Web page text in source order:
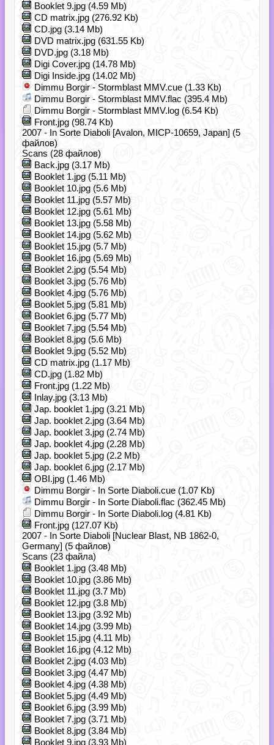
Booklet 9.jpg (4.59 Mb)
CD matrix.jpg (276.92 Kb)
CD.jpg (3.14 Mb)
DVD matrix.jpg (631.55 Kb)
DVD.jpg (3.18 Mb)
Digi Cover.jpg (14.78 Mb)
Digi Inside.jpg (14.02 Mb)
Dimmu Borgir - Stormblast MMV.cue (1.33 Kb)
Dimmu Borgir - Stormblast MMV.flac (395.4 Mb)
Dimmu Borgir - Stormblast MMV.log (6.54 Kb)
Front.jpg (98.74 Kb)
2007 - In Sorte Diaboli [Avalon, MICP-10659, Japan] (5
файлов)
Scans (28 файлов)
Back.jpg (3.17 Mb)
Booklet 1.jpg (5.11 Mb)
Booklet 10.jpg (5.6 Mb)
Booklet 11.jpg (5.57 Mb)
Booklet 12.jpg (5.61 Mb)
Booklet 13.jpg (5.58 Mb)
Booklet 14.jpg (5.62 Mb)
Booklet 15.jpg (5.7 Mb)
Booklet 16.jpg (5.69 Mb)
Booklet 2.jpg (5.54 Mb)
Booklet 3.jpg (5.76 Mb)
Booklet 4.jpg (5.76 Mb)
Booklet 5.jpg (5.81 Mb)
Booklet 6.jpg (5.77 Mb)
Booklet 7.jpg (5.54 Mb)
Booklet 8.jpg (5.6 Mb)
Booklet 9.jpg (5.52 Mb)
CD matrix.jpg (1.17 Mb)
CD.jpg (1.82 Mb)
Front.jpg (1.22 Mb)
Inlay.jpg (3.13 Mb)
Jap. booklet 1.jpg (3.21 Mb)
Jap. booklet 2.jpg (3.64 Mb)
Jap. booklet 3.jpg (2.74 Mb)
Jap. booklet 4.jpg (2.28 Mb)
Jap. booklet 5.jpg (2.2 Mb)
Jap. booklet 6.jpg (2.17 Mb)
OBI.jpg (1.46 Mb)
Dimmu Borgir - In Sorte Diaboli.cue (1.07 Kb)
Dimmu Borgir - In Sorte Diaboli.flac (362.45 Mb)
Dimmu Borgir - In Sorte Diaboli.log (4.81 Kb)
Front.jpg (127.07 Kb)
2007 - In Sorte Diaboli [Nuclear Blast, NB 1862-0,
Germany] (5 файлов)
Scans (23 файла)
Booklet 1.jpg (3.48 Mb)
Booklet 10.jpg (3.86 Mb)
Booklet 11.jpg (3.7 Mb)
Booklet 12.jpg (3.8 Mb)
Booklet 13.jpg (3.92 Mb)
Booklet 14.jpg (3.99 Mb)
Booklet 15.jpg (4.11 Mb)
Booklet 16.jpg (4.12 Mb)
Booklet 2.jpg (4.03 Mb)
Booklet 3.jpg (4.47 Mb)
Booklet 4.jpg (4.38 Mb)
Booklet 5.jpg (4.49 Mb)
Booklet 6.jpg (3.99 Mb)
Booklet 7.jpg (3.71 Mb)
Booklet 8.jpg (3.84 Mb)
Booklet 9.jpg (3.93 Mb)